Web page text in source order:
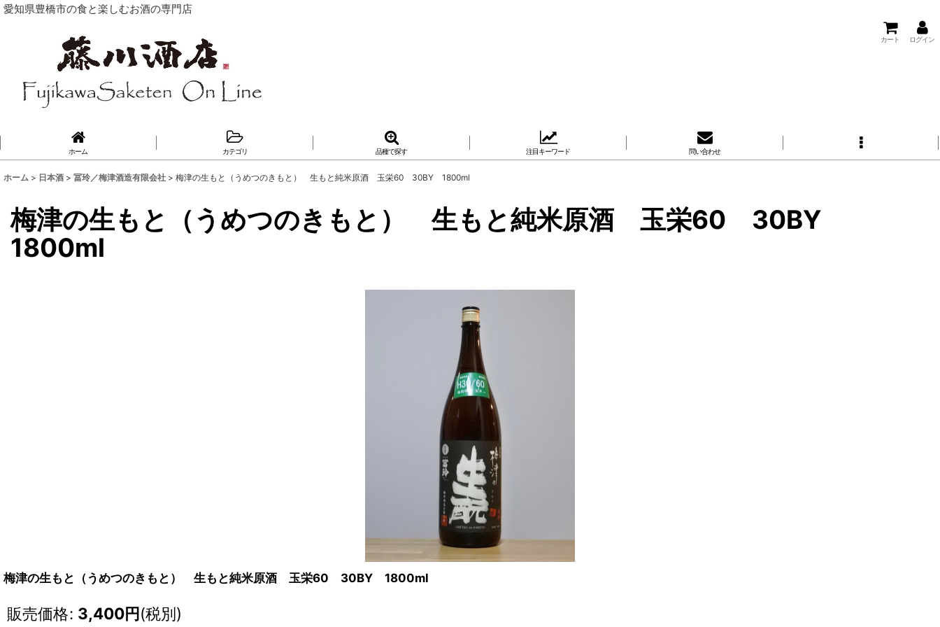
愛知県豊橋市の食と楽しむお酒の専門店
カート ログイン
ホーム カテゴリ 品種で探す 注目キーワード 問い合わせ
ホーム > 日本酒 > 冨玲／梅津酒造有限会社 > 梅津の生もと（うめつのきもと） 生もと純米原酒 玉栄60 30BY 1800ml
梅津の生もと（うめつのきもと） 生もと純米原酒 玉栄60 30BY
1800ml
梅津の生もと（うめつのきもと） 生もと純米原酒 玉栄60 30BY 1800ml
販売価格: 3,400円(税別)